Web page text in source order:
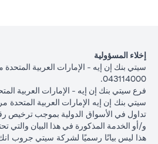
إخلاء المسؤولية
043114000.
فرع سيتي بنك إن إيه - الإمارات العربية
و/أو الخدمة المذكورة في هذا البيان والتي
هذا ليس بيانًا رسميًا لشركة سيتي جروب